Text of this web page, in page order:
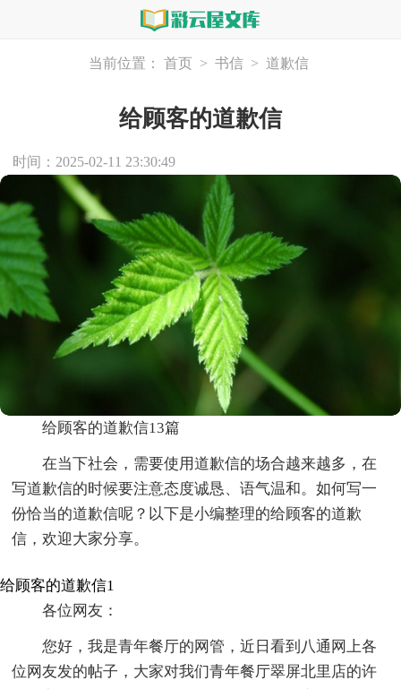
当前位置： 首页 > 书信 > 道歉信
给顾客的道歉信
时间：2025-02-11 23:30:49
给顾客的道歉信13篇
在当下社会，需要使用道歉信的场合越来越多，在
写道歉信的时候要注意态度诚恳、语气温和。如何写一
份恰当的道歉信呢？以下是小编整理的给顾客的道歉
信，欢迎大家分享。
给顾客的道歉信1
各位网友：
您好，我是青年餐厅的网管，近日看到八通网上各
位网友发的帖子，大家对我们青年餐厅翠屏北里店的许